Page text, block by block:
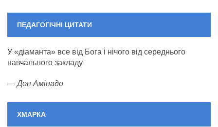
ПЕДАГОГІЧНІ ЦИТАТИ
У «діаманта» все від Бога і нічого від середнього
навчального закладу
—Дон Амінадо
ХМАРКА